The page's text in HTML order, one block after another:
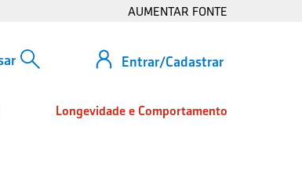
AUMENTAR FONTE
Entrar/Cadastrar
Longevidade e Comportamento